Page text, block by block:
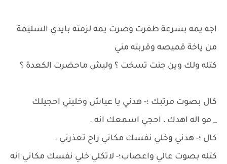
اجه يمه بسرعة طفرت وصرت يمه لزمته بايدي السليمة
من ياخة قميصه وقربته مني
كتله ولك وين جنت تسخت ؟ وليش ماحضرت الكعدة ؟
كال بصوت مرتبك ؛- هدني يا عياش وخليني احجيلك
_ مو اله اهدك ، احجي اسمعك انه .
كال ؛- هدني وخلي نفسك مكاني راح تعذرني .
كتله بصوت عالي واعصاب؛- لاتكلي خلي نفسك مكاني انه